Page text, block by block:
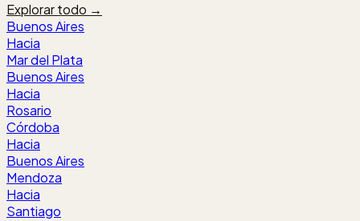
Explorar todo →
Buenos Aires
Hacia
Mar del Plata
Buenos Aires
Hacia
Rosario
Córdoba
Hacia
Buenos Aires
Mendoza
Hacia
Santiago